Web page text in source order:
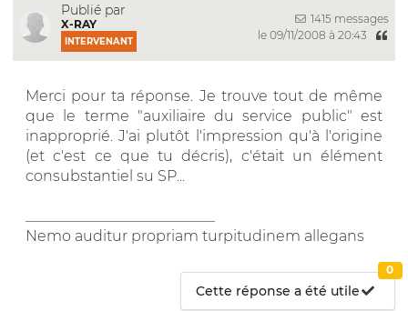
Publié par
X-RAY
INTERVENANT
1415 messages
le 09/11/2008 à 20:43
Merci pour ta réponse. Je trouve tout de même
que le terme "auxiliaire du service public" est
inapproprié. J'ai plutôt l'impression qu'à l'origine
(et c'est ce que tu décris), c'était un élément
consubstantiel su SP...
Nemo auditur propriam turpitudinem allegans
Cette réponse a été utile
0